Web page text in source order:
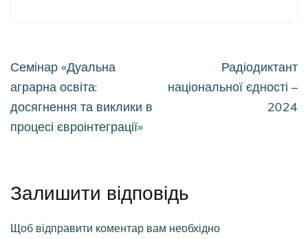
Навігація
записів
Семінар «Дуальна
аграрна освіта:
досягнення та виклики в
процесі євроінтеграції»
Радіодиктант
національної єдності –
2024
Залишити відповідь
Щоб відправити коментар вам необхідно